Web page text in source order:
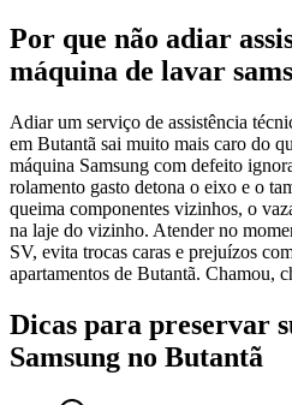
Por que não adiar
máquina de lavar
Adiar um serviço de assistência
em Butantã sai muito mais caro do
máquina Samsung com defeito
rolamento gasto detona o eixo e o
queima componentes vizinhos, o
na laje do vizinho. Atender no
SV, evita trocas caras e prejuízos
apartamentos de Butantã. Chamou,
Dicas para preservar
Samsung no Butantã